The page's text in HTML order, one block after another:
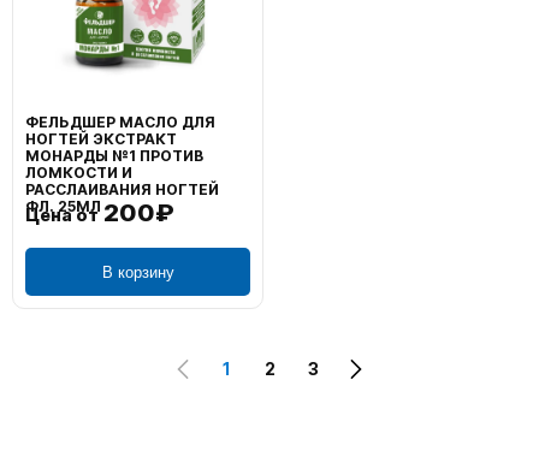
ФЕЛЬДШЕР МАСЛО ДЛЯ
НОГТЕЙ ЭКСТРАКТ
МОНАРДЫ №1 ПРОТИВ
ЛОМКОСТИ И
РАССЛАИВАНИЯ НОГТЕЙ
ФЛ. 25МЛ
Цена от200₽
В корзину
1 2 3